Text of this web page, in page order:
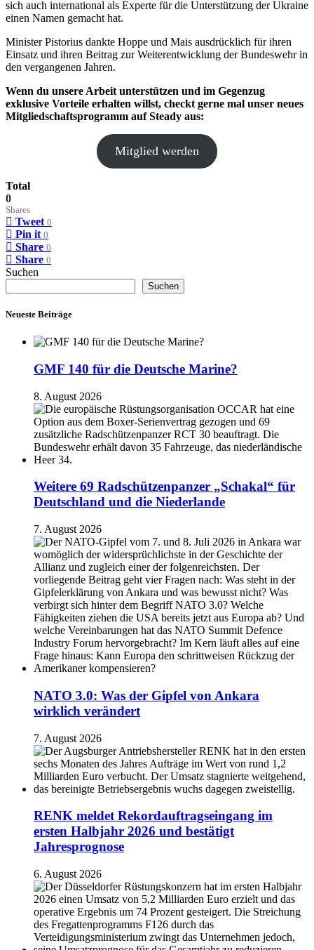
sich auch international als Experte für die Unterstützung der Ukraine
einen Namen gemacht hat.
Minister Pistorius dankte Hoppe und Mais ausdrücklich für ihren
Einsatz und ihren Beitrag zur Weiterentwicklung der Bundeswehr in
den vergangenen Jahren.
Wenn du unsere Arbeit unterstützen und im Gegenzug
exklusive Vorteile erhalten willst, checkt gerne mal unser neues
Mitgliedschaftsprogramm auf Steady aus:
Mitglied werden
Total
0
Shares
Tweet 0
Pin it 0
Share 0
Share 0
Suchen
Suchen
Neueste Beiträge
GMF 140 für die Deutsche Marine?
8. August 2026
Weitere 69 Radschützenpanzer „Schakal“ für
Deutschland und die Niederlande
7. August 2026
NATO 3.0: Was der Gipfel von Ankara
wirklich verändert
7. August 2026
RENK meldet Rekordauftragseingang im
ersten Halbjahr 2026 und bestätigt
Jahresprognose
6. August 2026